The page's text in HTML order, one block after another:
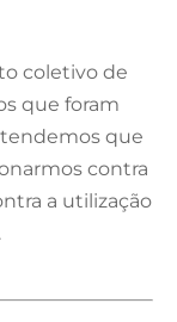
coletivo de
que foram
que
contra
a utilização